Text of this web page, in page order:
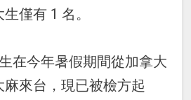
僅有 1 名。
在今年暑假期間從加拿大
來台，現已被檢方起